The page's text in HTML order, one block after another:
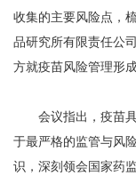
收集的主要风险点，
品研究所有限责任公
方就疫苗风险管理形
会议指出，疫苗具
于最严格的监管与风
识，深刻领会国家药